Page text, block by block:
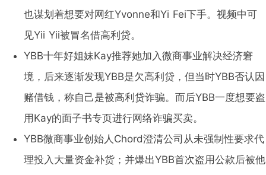
也谋划着想要对网红Yvonne和Yi Fei下手。视频中可
见Yii Yii被冒名借高利贷。
YBB十年好姐妹Kay推荐她加入微商事业解决经济窘
境，后来逐渐发现YBB是欠高利贷，但当时YBB否认因
赌借钱，称自己是被高利贷诈骗。而后YBB一度想要盗
用Kay的面子书专页进行网络诈骗买卖。
YBB微商事业创始人Chord澄清公司从未强制性要求代
理投入大量资金补货；并爆出YBB首次盗用公款后被他